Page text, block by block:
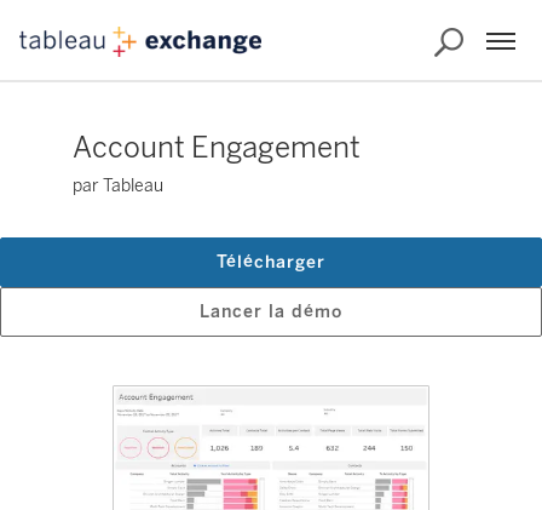
Account Engagement
par Tableau
Lancer la démo
Télécharger